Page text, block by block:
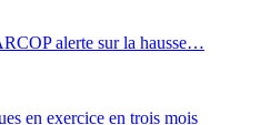
alerte sur la hausse…
en exercice en trois mois